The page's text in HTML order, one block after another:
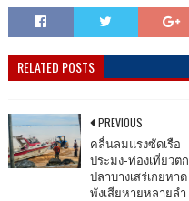
RELATED POSTS
PREVIOUS
คลื่นลมแรงซัดเรือ
ประมง-ท่องเที่ยวตก
ปลาบางเสร่เกยหาด
พังเสียหายหลายลำ